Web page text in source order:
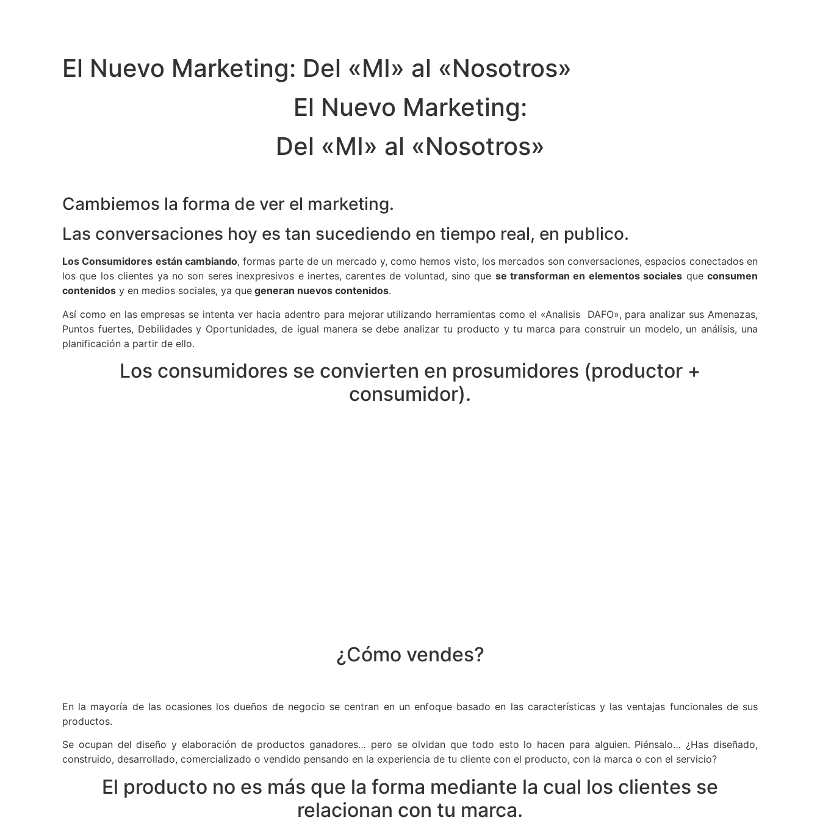
El Nuevo Marketing: Del «MI» al «Nosotros»
El Nuevo Marketing:
Del «MI» al «Nosotros»
Cambiemos la forma de ver el marketing.
Las conversaciones hoy es tan sucediendo en tiempo real, en publico.
Los Consumidores están cambiando, formas parte de un mercado y, como hemos visto, los mercados son conversaciones, espacios conectados en
los que los clientes ya no son seres inexpresivos e inertes, carentes de voluntad, sino que se transforman en elementos sociales queconsumen
contenidos y en medios sociales, ya que generan nuevos contenidos.
Así como en las empresas se intenta ver hacia adentro para mejorar utilizando herramientas como el «Analisis DAFO», para analizar sus Amenazas,
Puntos fuertes, Debilidades y Oportunidades, de igual manera se debe analizar tu producto y tu marca para construir un modelo, un análisis, una
planificación a partir de ello.
Los consumidores se convierten en prosumidores (productor +
consumidor).
¿Cómo vendes?
En la mayoría de las ocasiones los dueños de negocio se centran en un enfoque basado en las características y las ventajas funcionales de sus
productos.
Se ocupan del diseño y elaboración de productos ganadores… pero se olvidan que todo esto lo hacen para alguien. Piénsalo… ¿Has diseñado,
construido, desarrollado, comercializado o vendido pensando en la experiencia de tu cliente con el producto, con la marca o con el servicio?
El producto no es más que la forma mediante la cual los clientes se
relacionan con tu marca.